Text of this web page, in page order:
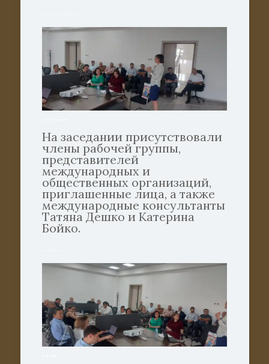
На заседании присутствовали
члены рабочей группы,
представителей
международных и
общественных организаций,
приглашенные лица, а также
международные консультанты
Татяна Дешко и Катерина
Бойко.